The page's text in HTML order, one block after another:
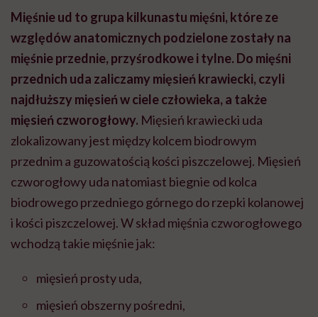
Mięśnie ud to grupa kilkunastu mięśni, które ze
względów anatomicznych podzielone zostały na
mięśnie przednie, przyśrodkowe i tylne. Do mięśni
przednich uda zaliczamy mięsień krawiecki, czyli
najdłuższy mięsień w ciele człowieka, a także
mięsień czworogłowy. Mięsień krawiecki uda
zlokalizowany jest między kolcem biodrowym
przednim a guzowatością kości piszczelowej. Mięsień
czworogłowy uda natomiast biegnie od kolca
biodrowego przedniego górnego do rzepki kolanowej
i kości piszczelowej. W skład mięśnia czworogłowego
wchodzą takie mięśnie jak:
mięsień prosty uda,
mięsień obszerny pośredni,